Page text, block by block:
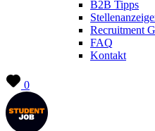
B2B Tipps
Recruitment
FAQ
Kontakt
0